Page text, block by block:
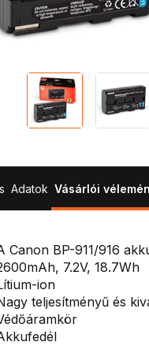
Adatok Vásárlói
Canon BP-911/916
7.2V, 18.7Wh
ion
teljesítményű és